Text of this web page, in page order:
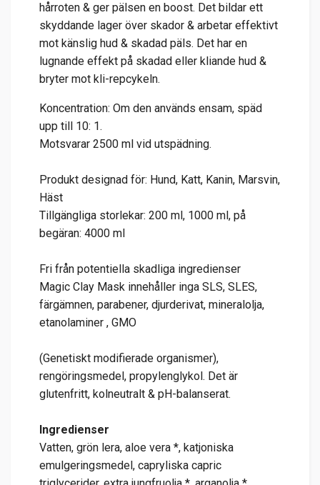
hårroten & ger pälsen en boost. Det bildar ett
skyddande lager över skador & arbetar effektivt
mot känslig hud & skadad päls. Det har en
lugnande effekt på skadad eller kliande hud &
bryter mot kli-repcykeln.
Koncentration: Om den används ensam, späd
upp till 10: 1.
Motsvarar 2500 ml vid utspädning.
Produkt designad för: Hund, Katt, Kanin, Marsvin,
Häst
Tillgängliga storlekar: 200 ml, 1000 ml, på
begäran: 4000 ml
Fri från potentiella skadliga ingredienser
Magic Clay Mask innehåller inga SLS, SLES,
färgämnen, parabener, djurderivat, mineralolja,
etanolaminer , GMO
(Genetiskt modifierade organismer),
rengöringsmedel, propylenglykol. Det är
glutenfritt, kolneutralt & pH-balanserat.
Ingredienser
Vatten, grön lera, aloe vera *, katjoniska
emulgeringsmedel, capryliska capric